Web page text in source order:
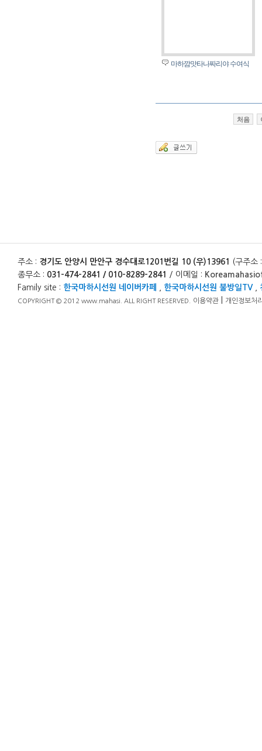
마하깜맛타나짜리야 수여식
처음
주소 : 경기도 안양시 만안구 경수대로1201번길 10 (우)13961
(구주소
종무소 : 031-474-2841 / 010-8289-2841 / 이메일 :
Family site : 한국마하시선원 네이버카페 한국마하시선원 불방일TV
COPYRIGHT © 2012 www.mahasi. ALL RIGHT RESERVED. 이용약관 개인정보처